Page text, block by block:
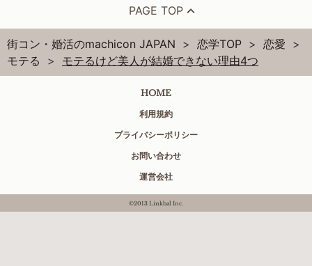
PAGE TOP
街コン・婚活のmachicon JAPAN 恋学TOP
恋愛
モテる
モテるけど美人が結婚できない理由4つ
HOME
利用規約
プライバシーポリシー
お問い合わせ
運営会社
©2013 Linkbal Inc.